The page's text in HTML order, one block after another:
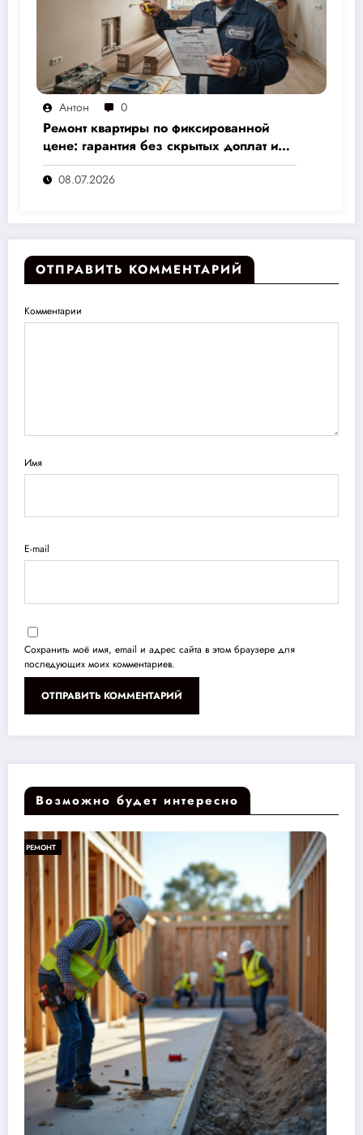
Антон 0
Ремонт квартиры по фиксированной
цене: гарантия без скрытых доплат и
переплат
08.07.2026
ОТПРАВИТЬ КОММЕНТАРИЙ
Комментарии
Имя
E-mail
Сохранить моё имя, email и адрес сайта в этом браузере для
последующих моих комментариев.
Возможно будет интересно
РЕМОНТ